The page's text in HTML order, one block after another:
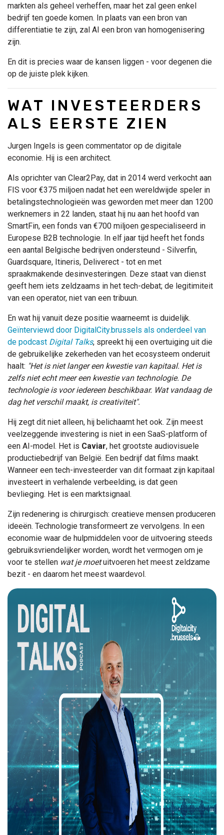
markten als geheel verheffen, maar het zal geen enkel
bedrijf ten goede komen. In plaats van een bron van
differentiatie te zijn, zal AI een bron van homogenisering
zijn.
En dit is precies waar de kansen liggen - voor degenen die
op de juiste plek kijken.
WAT INVESTEERDERS
ALS EERSTE ZIEN
Jurgen Ingels is geen commentator op de digitale
economie. Hij is een architect.
Als oprichter van Clear2Pay, dat in 2014 werd verkocht aan
FIS voor €375 miljoen nadat het een wereldwijde speler in
betalingstechnologieën was geworden met meer dan 1200
werknemers in 22 landen, staat hij nu aan het hoofd van
SmartFin, een fonds van €700 miljoen gespecialiseerd in
Europese B2B technologie. In elf jaar tijd heeft het fonds
een aantal Belgische bedrijven ondersteund - Silverfin,
Guardsquare, Itineris, Deliverect - tot en met
spraakmakende desinvesteringen. Deze staat van dienst
geeft hem iets zeldzaams in het tech-debat; de legitimiteit
van een operator, niet van een tribuun.
En wat hij vanuit deze positie waarneemt is duidelijk.
Geïnterviewd door DigitalCity.brussels als onderdeel van
de podcast Digital Talks, spreekt hij een overtuiging uit die
de gebruikelijke zekerheden van het ecosysteem onderuit
haalt: "Het is niet langer een kwestie van kapitaal. Het is
zelfs niet echt meer een kwestie van technologie. De
technologie is voor iedereen beschikbaar. Wat vandaag de
dag het verschil maakt, is creativiteit".
Hij zegt dit niet alleen, hij belichaamt het ook. Zijn meest
veelzeggende investering is niet in een SaaS-platform of
een AI-model. Het is Caviar, het grootste audiovisuele
productiebedrijf van België. Een bedrijf dat films maakt.
Wanneer een tech-investeerder van dit formaat zijn kapitaal
investeert in verhalende verbeelding, is dat geen
bevlieging. Het is een marktsignaal.
Zijn redenering is chirurgisch: creatieve mensen produceren
ideeën. Technologie transformeert ze vervolgens. In een
economie waar de hulpmiddelen voor de uitvoering steeds
gebruiksvriendelijker worden, wordt het vermogen om je
voor te stellen wat je moetuitvoeren het meest zeldzame
bezit - en daarom het meest waardevol.